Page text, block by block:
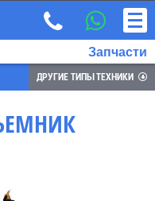
Запчасти
ДРУГИЕ ТИПЫ ТЕХНИКИ